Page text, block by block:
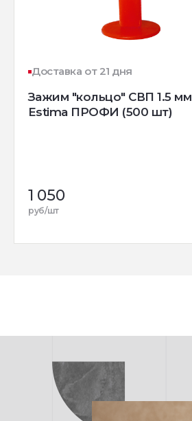
Доставка от 21 дня
Зажим "кольцо" СВП 1.5 мм
Estima ПРОФИ (500 шт)
1 050
руб/шт